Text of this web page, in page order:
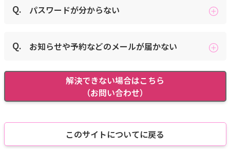
Q. パスワードが分からない
Q. お知らせや予約などのメールが届かない
解決できない場合はこちら
（お問い合わせ）
このサイトについてに戻る